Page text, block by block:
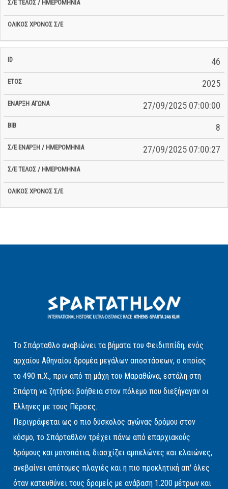
46
2025
27/09/2025 07:00:00
8
27/09/2025 07:00:27
Το Σπάρταθλο αναβιώνει τα βήματα του Φειδιππίδη, ενός
αρχαίου Αθηναίου δρομέα μεγάλων αποστάσεων, ο οποίος
το 490 π.Χ., πριν από τη μάχη του Μαραθώνα, εστάλη στη
Σπάρτη να ζητήσει βοήθεια στον πόλεμο που διεξήγαγαν οι
Έλληνες με τους Πέρσες.
Περιγράφεται ως ο πιο δύσκολος αγώνας δρόμου στον
κόσμο, το Σπάρταθλον τρέχει πάνω από επαρχιακούς
δρόμους και μονοπάτια, διασχίζει αμπελώνες και ελαιώνες,
ανεβαίνει απότομες πλαγιές και η πιο προκλητική απ' όλες
όταν κατευθύνει τους δρομείς με ανάβαση 1.200 μέτρων και